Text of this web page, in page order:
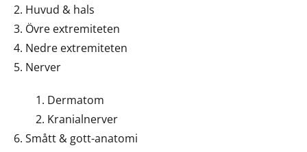
Huvud & hals
Övre extremiteten
Nedre extremiteten
Nerver
Dermatom
Kranialnerver
Smått & gott-anatomi